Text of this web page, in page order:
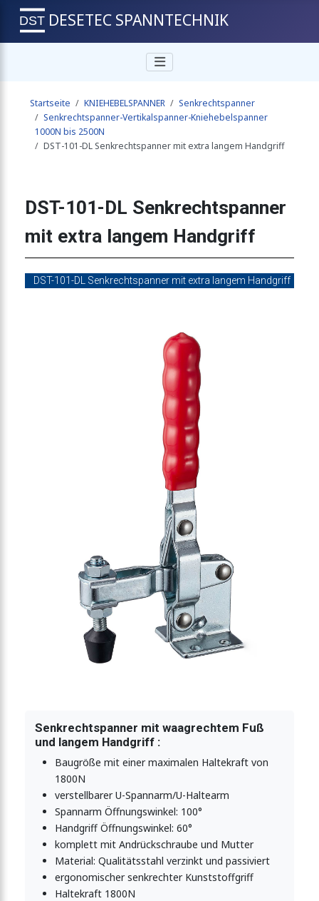
Vertikalspanner 1500N
Vertikalspanner 1800N
mit extra langem Handgriff
Vertikalspanner 2270N
mit Sicherheitsverriegelung 2270N
mit Sicherheitsverriegelung Edelstahl 2270N
Vertikalspanner 2270N
Vertikalspanner 2270N
Vertikalspanner 2270N
DESETEC SPANNTECHNIK
Startseite KNIEHEBELSPANNER
Senkrechtspanner
Senkrechtspanner-Vertikalspanner-Kniehebelspanner
1000N bis 2500N
DST-101-DL Senkrechtspanner mit extra langem Handgriff
DST-101-DL Senkrechtspanner
mit extra langem Handgriff
DST-101-DL Senkrechtspanner mit extra langem Handgriff
Senkrechtspanner mit waagrechtem Fuß
und langem Handgriff :
Baugröße mit einer maximalen Haltekraft von
1800N
verstellbarer U-Spannarm/U-Haltearm
Spannarm Öffnungswinkel: 100°
Handgriff Öffnungswinkel: 60°
komplett mit Andrückschraube und Mutter
Material: Qualitätsstahl verzinkt und passiviert
ergonomischer senkrechter Kunststoffgriff
Haltekraft 1800N